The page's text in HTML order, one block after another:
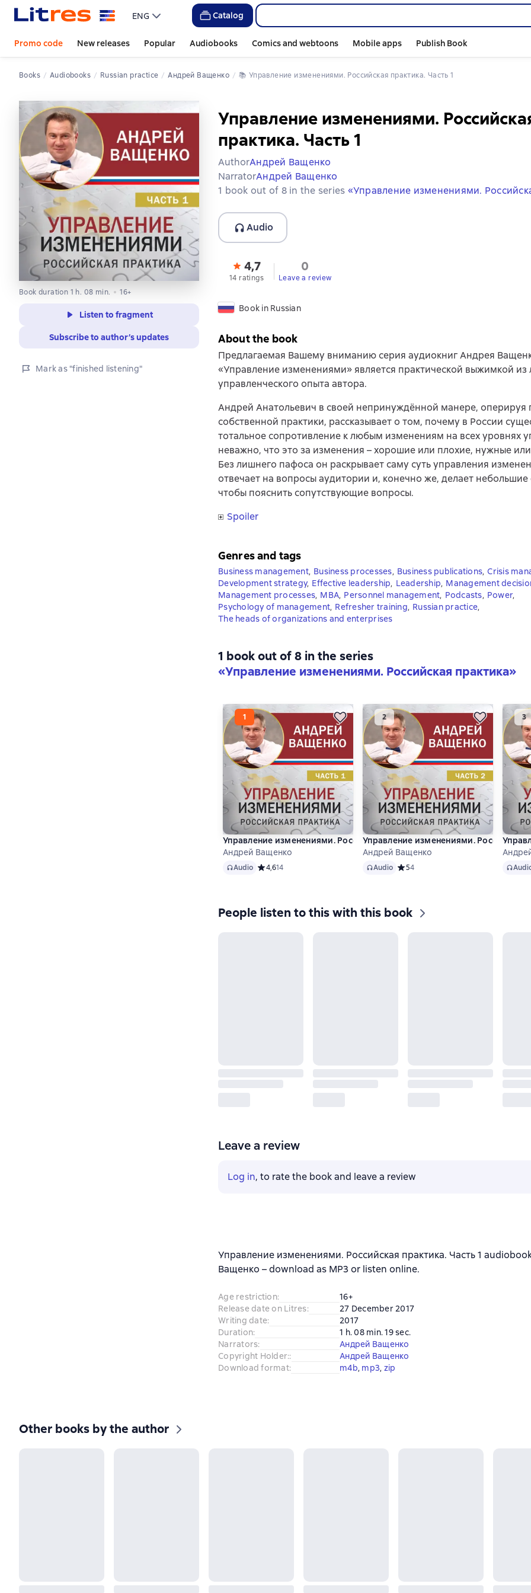
ENG Catalog
Promo code New releases Popular Audiobooks Comics and webtoons Mobile apps Publish Book
Books Audiobooks Russian practice Андрей Ващенко 📚 Управление изменениями. Российская практика. Часть 1
Book duration 1 h. 08 min. 16+
Listen to fragment
Subscribe to author’s updates
Mark as "finished listening"
Управление изменениями.
практика. Часть 1
AuthorАндрей Ващенко
NarratorАндрей Ващенко
1 book out of 8 in the series «Управление изменениями.
Audio
4,7
14 ratings
0
Leave a review
Book in Russian
About the book
Предлагаемая Вашему вниманию серия аудиокниг Андрея
«Управление изменениями» является практической выжимкой из
управленческого опыта автора.
Андрей Анатольевич в своей непринуждённой манере,
собственной практики, рассказывает о том, почему в России
тотальное сопротивление к любым изменениям на всех уровнях
неважно, что это за изменения – хорошие или плохие, нужные
Без лишнего пафоса он раскрывает саму суть управления
отвечает на вопросы аудитории и, конечно же, делает небольшие
чтобы пояснить сопутствующие вопросы.
Spoiler
Genres and tags
Business management, Business processes, Business publications, Crisis
Development strategy, Effective leadership, Leadership, Management
Management processes, MBA, Personnel management, Podcasts, Power,
Psychology of management, Refresher training, Russian practice,
The heads of organizations and enterprises
1 book out of 8 in the series
«Управление изменениями. Российская практика»
Управление изменениями. Российская практика. Часть 1
Андрей Ващенко
AudioAudio Средний рейтинг 4,6 на основе 14 оценок
4,614
Управление изменениями. Российская
Андрей Ващенко
AudioAudio Средний рейтинг 5 на основе 4
54 Audio
People listen to this with this book
Leave a review
Log in, to rate the book and leave a review
Управление изменениями. Российская практика. Часть 1
Ващенко – download as MP3 or listen online.
Age restriction:
16+
Release date on Litres:
27 December 2017
Writing date:
2017
Duration:
1 h. 08 min. 19 sec.
Narrators:
Андрей Ващенко
Copyright Holder::
Андрей Ващенко
Download format: m4b, mp3, zip
Other books by the author